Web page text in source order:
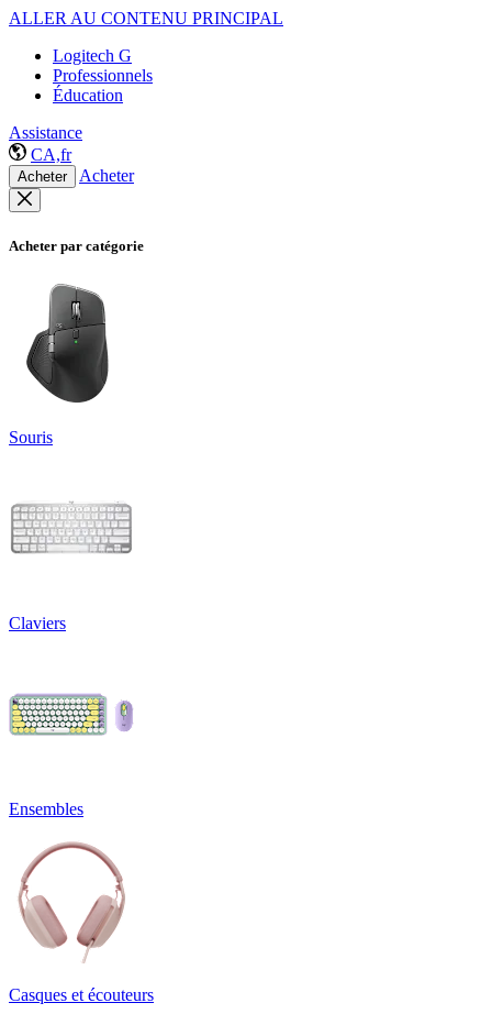
ALLER AU CONTENU PRINCIPAL
Logitech G
Professionnels
Éducation
Assistance
CA,fr
Acheter Acheter
Acheter par catégorie
Souris
Claviers
Ensembles
Casques et écouteurs